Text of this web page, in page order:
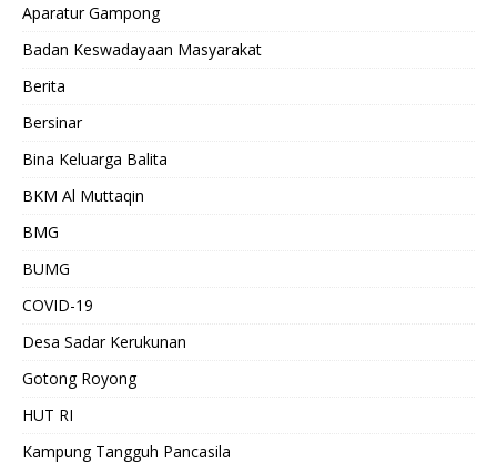
Aparatur Gampong
Badan Keswadayaan Masyarakat
Berita
Bersinar
Bina Keluarga Balita
BKM Al Muttaqin
BMG
BUMG
COVID-19
Desa Sadar Kerukunan
Gotong Royong
HUT RI
Kampung Tangguh Pancasila